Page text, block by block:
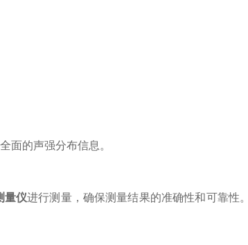
的声强分布信息。
量仪进行测量，确保测量结果的准确性和可靠性